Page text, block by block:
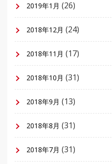
2019年1月 (26)
2018年12月 (24)
2018年11月 (17)
2018年10月 (31)
2018年9月 (13)
2018年8月 (31)
2018年7月 (31)